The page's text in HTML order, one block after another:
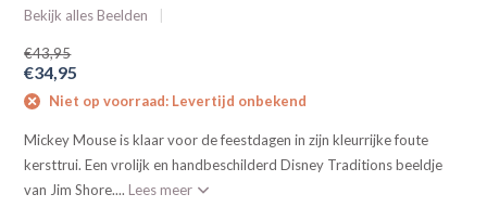
Bekijk alles Beelden
€43,95
€34,95
Niet op voorraad: Levertijd onbekend
Mickey Mouse is klaar voor de feestdagen in zijn kleurrijke foute
kersttrui. Een vrolijk en handbeschilderd Disney Traditions beeldje
van Jim Shore.... Lees meer